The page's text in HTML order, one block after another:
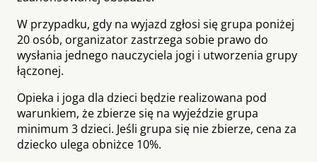
W przypadku, gdy na wyjazd zgłosi się grupa poniżej
20 osób, organizator zastrzega sobie prawo do
wysłania jednego nauczyciela jogi i utworzenia grupy
łączonej.
Opieka i joga dla dzieci będzie realizowana pod
warunkiem, że zbierze się na wyjeździe grupa
minimum 3 dzieci. Jeśli grupa się nie zbierze, cena za
dziecko ulega obniżce 10%.